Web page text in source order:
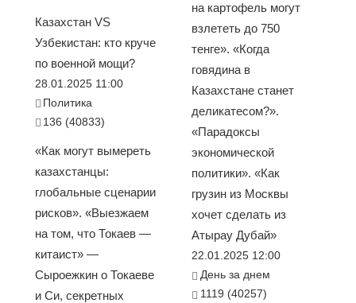
Казахстан VS
Узбекистан: кто круче
по военной мощи?
28.01.2025 11:00
Политика
136 (40833)
«Как могут вымереть
казахстанцы:
глобальные сценарии
рисков». «Выезжаем
на том, что Токаев —
китаист» —
Сыроежкин о Токаеве
и Си, секретных
на картофель могут
взлететь до 750
тенге». «Когда
говядина в
Казахстане станет
деликатесом?».
«Парадоксы
экономической
политики». «Как
грузин из Москвы
хочет сделать из
Атырау Дубай»
22.01.2025 12:00
День за днем
1119 (40257)